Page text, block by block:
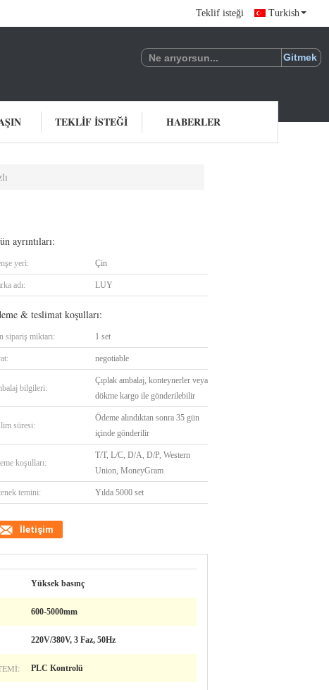
Teklif isteği Turkish
TEKLIF ISTEĞI HABERLER
ayrıntıları:
yeri: Çin
adı: LUY
& teslimat koşulları:
sipariş miktarı: 1 set
negotiable
bilgileri:
Çıplak ambalaj, konteynerler veya
dökme kargo ile gönderilebilir
süresi:
Ödeme alındıktan sonra 35 gün
içinde gönderilir
koşulları:
T/T, L/C, D/A, D/P, Western
Union, MoneyGram
temini: Yılda 5000 set
İletişim
Yüksek basınç
600-5000mm
220V/380V, 3 Faz, 50Hz
PLC Kontrolü